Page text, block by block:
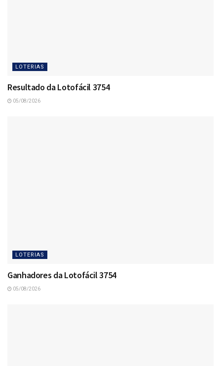
LOTERIAS
Resultado da Lotofácil 3754
05/08/2026
LOTERIAS
Ganhadores da Lotofácil 3754
05/08/2026